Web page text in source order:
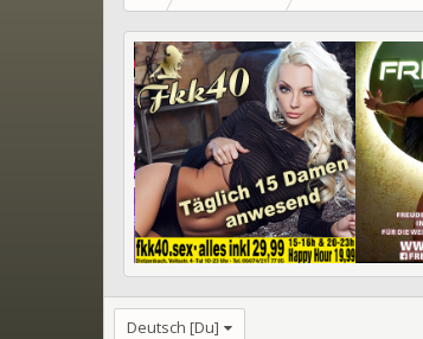
Deutsch [Du]